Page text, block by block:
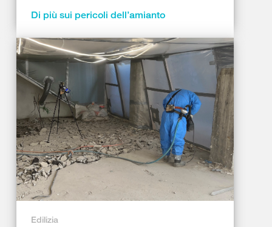
Di più sui pericoli dell’amianto
Edilizia